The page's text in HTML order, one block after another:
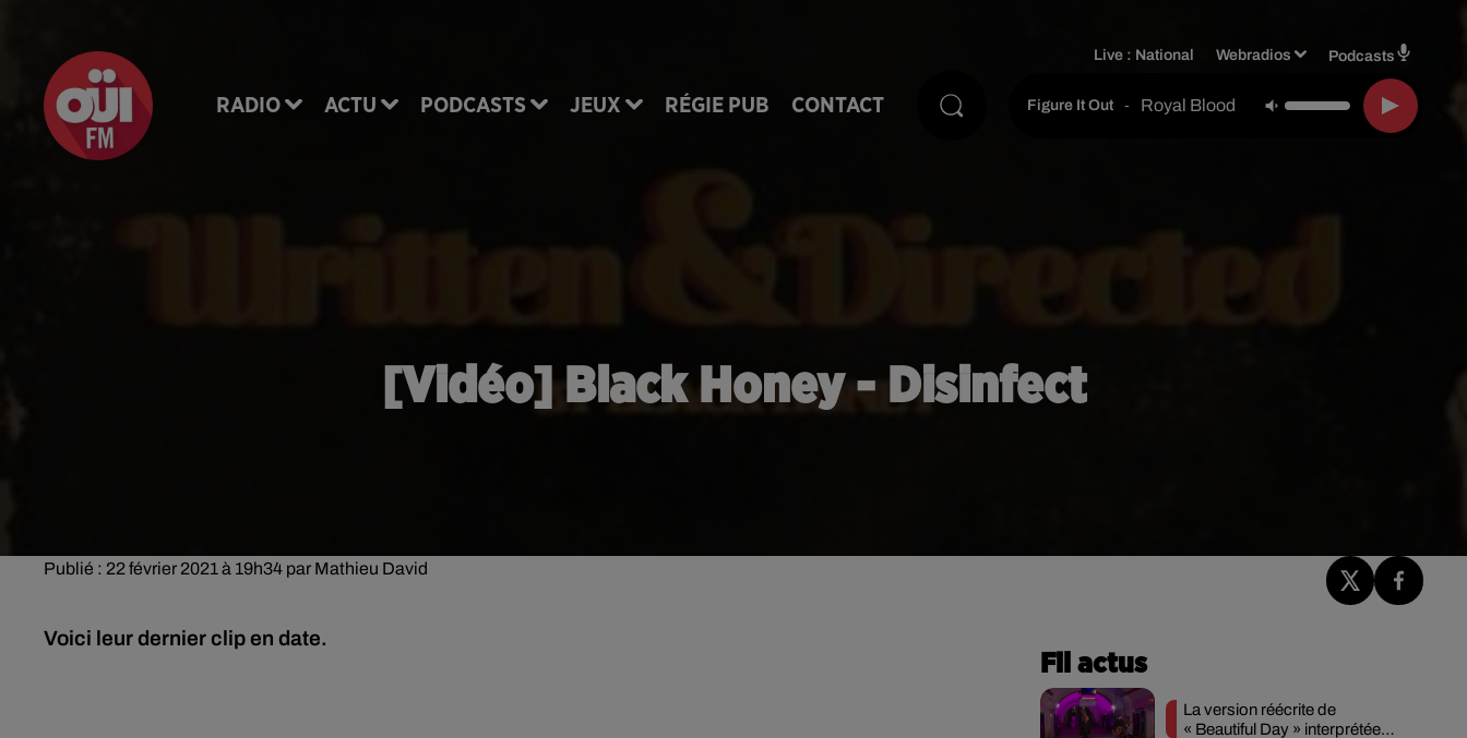
RADIO ACTU PODCASTS JEUX RÉGIE PUB CONTACT
Live : National Webradios Podcasts
Figure It Out - Royal Blood
[Vidéo] Black Honey - Disinfect
Publié : 22 février 2021 à 19h34 par Mathieu David
Voici leur dernier clip en date.
Fil actus
La version réécrite de
« Beautiful Day » interprétée